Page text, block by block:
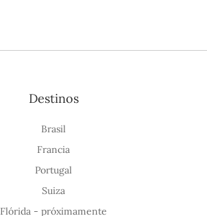
Destinos
Brasil
Francia
Portugal
Suiza
Flórida - próximamente